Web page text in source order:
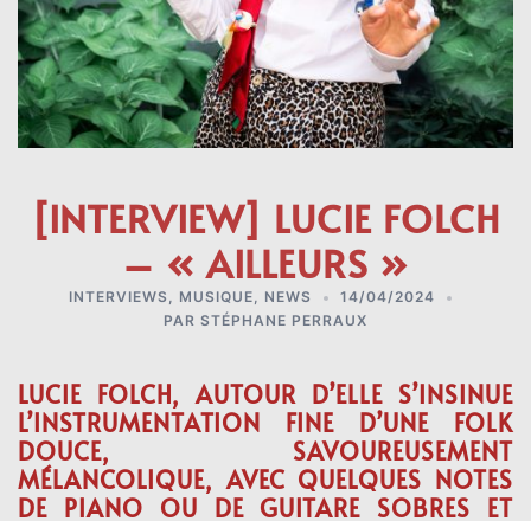
[INTERVIEW] LUCIE FOLCH
– « AILLEURS »
INTERVIEWS , MUSIQUE, NEWS
14/04/2024
PAR STÉPHANE PERRAUX
LUCIE FOLCH, AUTOUR D’ELLE S’INSINUE
L’INSTRUMENTATION FINE D’UNE FOLK
DOUCE, SAVOUREUSEMENT
MÉLANCOLIQUE, AVEC QUELQUES NOTES
DE PIANO OU DE GUITARE SOBRES ET